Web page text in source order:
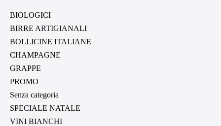
BIOLOGICI
BIRRE ARTIGIANALI
BOLLICINE ITALIANE
CHAMPAGNE
GRAPPE
PROMO
Senza categoria
SPECIALE NATALE
VINI BIANCHI